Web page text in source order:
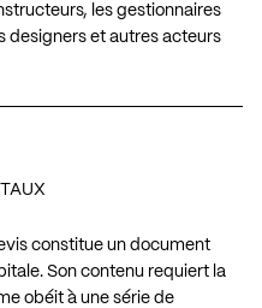
les gestionnaires
designers et autres acteurs
constitue un document
Son contenu requiert la
obéit à une série de